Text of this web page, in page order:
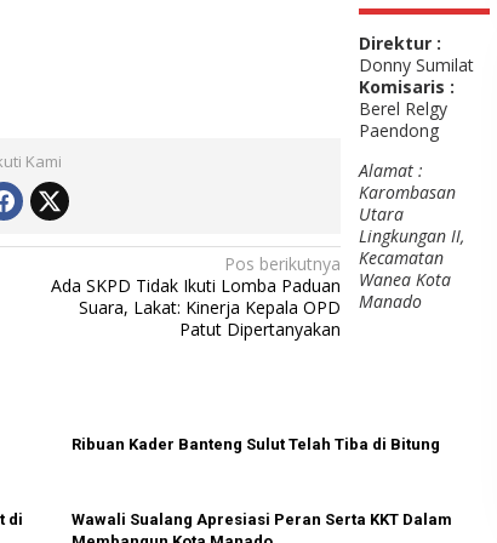
Kami
Pos berikutnya
Ada SKPD Tidak Ikuti Lomba Paduan
Suara, Lakat: Kinerja Kepala OPD
Patut Dipertanyakan
Direktur :
Donny Sumilat
Komisaris :
Berel Relgy
Paendong
Alamat :
Karombasan
Utara
Lingkungan II,
Kecamatan
Wanea Kota
Manado
Ribuan Kader Banteng Sulut Telah Tiba di Bitung
di
Wawali Sualang Apresiasi Peran Serta KKT Dalam